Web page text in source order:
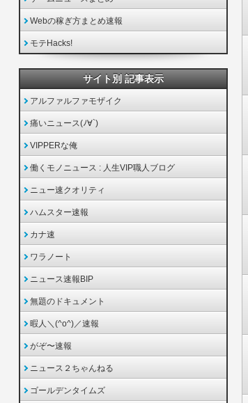
Webの稼ぎ方まとめ速報
モテHacks!
サイト別 記事表示
アルファルファモザイク
痛いニュース(ﾉ∀`)
VIPPERな俺
働くモノニュース : 人生VIP職人ブログ
ニュー速クオリティ
ハムスター速報
カナ速
ワラノート
ニュース速報BIP
無題のドキュメント
暇人＼(^o^)／速報
がぞ〜速報
ニュース２ちゃんねる
ゴールデンタイムズ